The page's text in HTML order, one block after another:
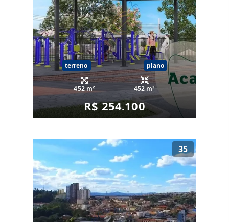
terreno plano
452 m² 452 m²
R$ 254.100
35